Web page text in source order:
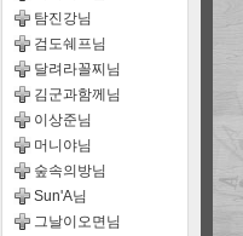
탐진강님
검도쉐프님
달려라꼴찌님
김군과함께님
이상준님
머니야님
숲속의방님
Sun'A님
그날이오면님